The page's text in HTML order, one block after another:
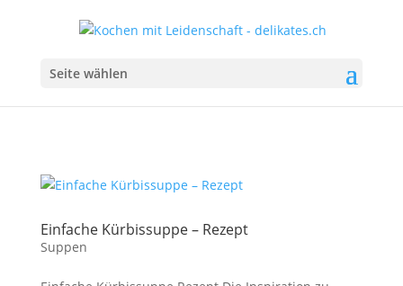
Seite wählen
Einfache Kürbissuppe – Rezept
Suppen